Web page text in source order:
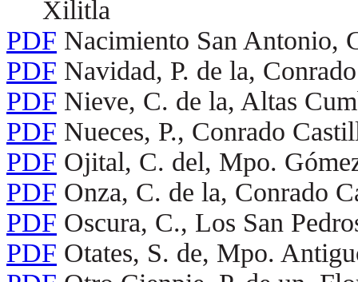
Xilitla
PDF Nacimiento San Antonio,
PDF Navidad, P. de la,
PDF Nieve, C. de la, Altas
PDF Nueces, P., Conrado
PDF Ojital, C. del, Mpo.
PDF Onza, C. de la, Conrado
PDF Oscura, C., Los San
PDF Otates, S. de, Mpo.